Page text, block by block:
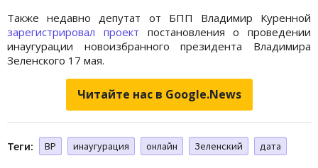
Также недавно депутат от БПП Владимир Куренной
зарегистрировал проект постановления о проведении
инаугурации новоизбранного президента Владимира
Зеленского 17 мая.
Читайте нас в Google.News
Теги: ВР инаугурация онлайн Зеленский дата